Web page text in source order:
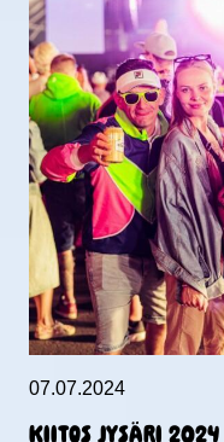
07.07.2024
KIITOS JYSÄRI 2024